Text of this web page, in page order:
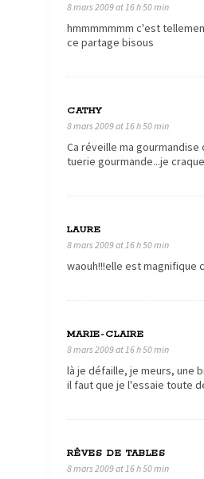
8 mars 2009 at 16 h 50 min
hmmmmmmm c'est
ce partage bisous
CATHY
8 mars 2009 at 16 h 50 min
Ca réveille ma
tuerie gourmande...je
LAURE
8 mars 2009 at 16 h 50 min
waouh!!!elle est magnifique
MARIE-CLAIRE
8 mars 2009 at 16 h 50 min
là je défaille, je meurs, une
il faut que je l'essaie toute
RÊVES DE TABLES
8 mars 2009 at 16 h 50 min